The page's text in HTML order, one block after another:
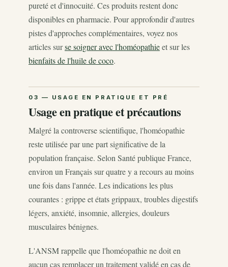
pureté et d'innocuité. Ces produits restent donc
disponibles en pharmacie. Pour approfondir d'autres
pistes d'approches complémentaires, voyez nos
articles surse soigner avec l'homéopathieet sur les
bienfaits de l'huile de coco.
Usage en pratique et précautions
Malgré la controverse scientifique, l'homéopathie
reste utilisée par une part significative de la
population française. Selon Santé publique France,
environ un Français sur quatre y a recours au moins
une fois dans l'année. Les indications les plus
courantes : grippe et états grippaux, troubles digestifs
légers, anxiété, insomnie, allergies, douleurs
musculaires bénignes.
L'ANSM rappelle que l'homéopathie ne doit en
aucun cas remplacer un traitement validé en cas de